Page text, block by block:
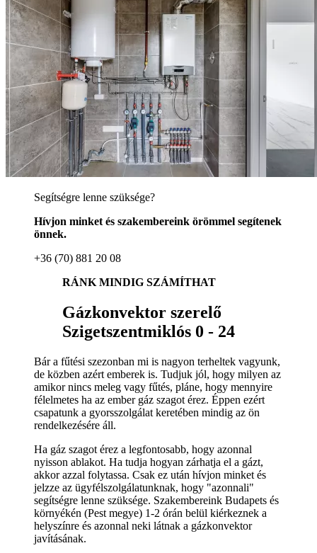
Segítségre lenne szüksége?
Hívjon minket és szakembereink örömmel segítenek
önnek.
+36 (70) 881 20 08
RÁNK MINDIG SZÁMÍTHAT
Gázkonvektor szerelő
Szigetszentmiklós 0 - 24
Bár a fűtési szezonban mi is nagyon terheltek vagyunk,
de közben azért emberek is. Tudjuk jól, hogy milyen az
amikor nincs meleg vagy fűtés, pláne, hogy mennyire
félelmetes ha az ember gáz szagot érez. Éppen ezért
csapatunk a gyorsszolgálat keretében mindig az ön
rendelkezésére áll.
Ha gáz szagot érez a legfontosabb, hogy azonnal
nyisson ablakot. Ha tudja hogyan zárhatja el a gázt,
akkor azzal folytassa. Csak ez után hívjon minket és
jelzze az ügyfélszolgálatunknak, hogy "azonnali"
segítségre lenne szüksége. Szakembereink Budapets és
környékén (Pest megye) 1-2 órán belül kiérkeznek a
helyszínre és azonnal neki látnak a gázkonvektor
javításának.